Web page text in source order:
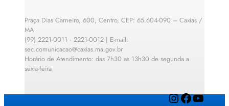
Praça Dias Carneiro, 600, Centro, CEP: 65.604-090 – Caxias /
MA
(99) 2221-0011 · 2221-0012 | E-mail:
sec.comunicacao@caxias.ma.gov.br
Horário de Atendimento: das 7h30 as 13h30 de segunda a
sexta-feira
InstagramFacebook YouTube